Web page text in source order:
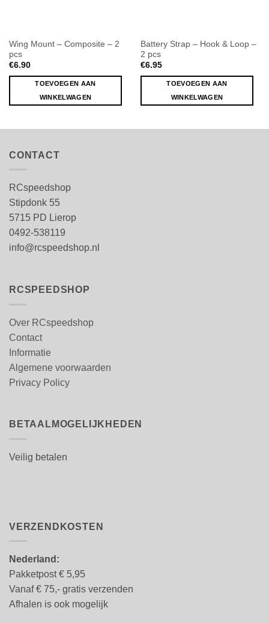
Wing Mount – Composite – 2
pcs
€6.90
TOEVOEGEN AAN
WINKELWAGEN
Battery Strap – Hook & Loop –
2 pcs
€6.95
TOEVOEGEN AAN
WINKELWAGEN
CONTACT
RCspeedshop
Stipdonk 55
5715 PD Lierop
0492-538119
info@rcspeedshop.nl
RCSPEEDSHOP
Over RCspeedshop
Contact
Informatie
Algemene voorwaarden
Privacy Policy
BETAALMOGELIJKHEDEN
Veilig betalen
VERZENDKOSTEN
Nederland:
Pakketpost € 5,95
Vanaf € 75,- gratis verzenden
Afhalen is ook mogelijk